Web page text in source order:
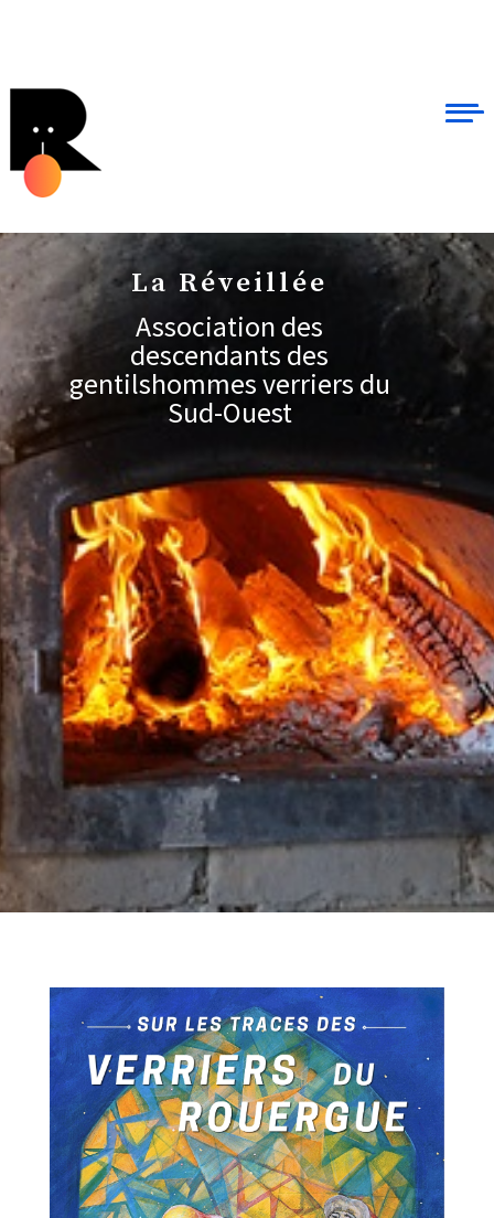
La Réveillée
Association des
descendants des
gentilshommes verriers du
Sud-Ouest